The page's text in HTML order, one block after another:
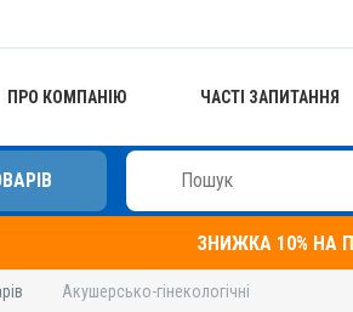
ПРО КОМПАНІЮ ЧАСТІ ЗАПИТАННЯ
ЗНИЖКА 10% НА
Акушерсько-гінекологічні